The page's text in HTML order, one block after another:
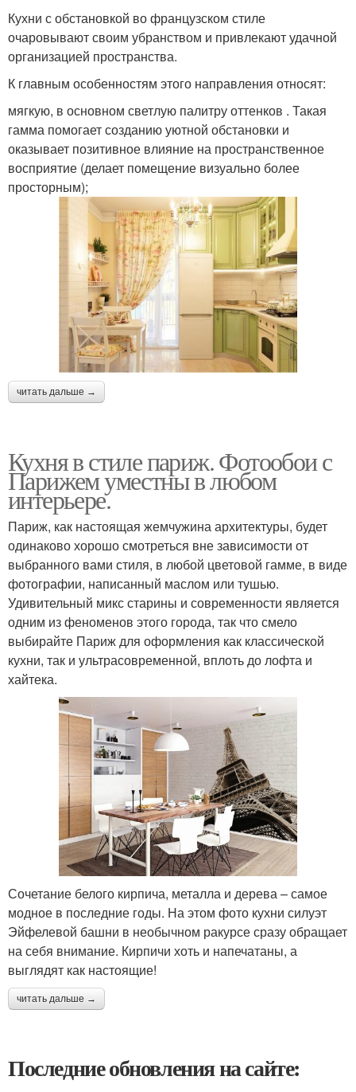
Кухни с обстановкой во французском стиле
очаровывают своим убранством и привлекают удачной
организацией пространства.
К главным особенностям этого направления относят:
мягкую, в основном светлую палитру оттенков . Такая
гамма помогает созданию уютной обстановки и
оказывает позитивное влияние на пространственное
восприятие (делает помещение визуально более
просторным);
читать дальше →
Кухня в стиле париж. Фотообои с
Парижем уместны в любом
интерьере.
Париж, как настоящая жемчужина архитектуры, будет
одинаково хорошо смотреться вне зависимости от
выбранного вами стиля, в любой цветовой гамме, в виде
фотографии, написанный маслом или тушью.
Удивительный микс старины и современности является
одним из феноменов этого города, так что смело
выбирайте Париж для оформления как классической
кухни, так и ультрасовременной, вплоть до лофта и
хайтека.
Сочетание белого кирпича, металла и дерева – самое
модное в последние годы. На этом фото кухни силуэт
Эйфелевой башни в необычном ракурсе сразу обращает
на себя внимание. Кирпичи хоть и напечатаны, а
выглядят как настоящие!
читать дальше →
Последние обновления на сайте: